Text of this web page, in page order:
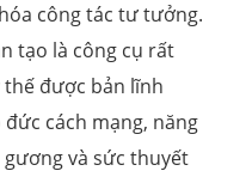
công tác tư tưởng.
tạo là công cụ rất
được bản lĩnh
cách mạng, năng
và sức thuyết